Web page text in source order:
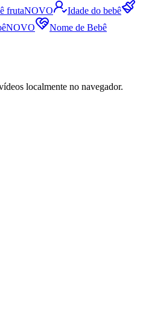
frutaNOVO
Idade do bebê
NOVO Nome de Bebê
localmente no navegador.